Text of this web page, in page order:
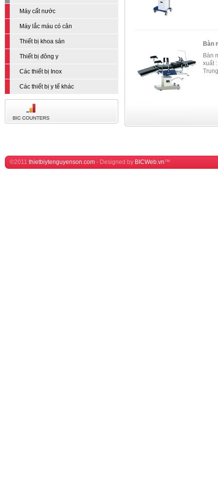
Máy cất nước
Máy lắc máu có cân
Thiết bị khoa sản
Thiết bị đông y
Các thiết bị Inox
Các thiết bị y tế khác
Bàn
Bàn
xuất
©2011 thietbiytenguyenson.com - Designed by BICWeb.vn™